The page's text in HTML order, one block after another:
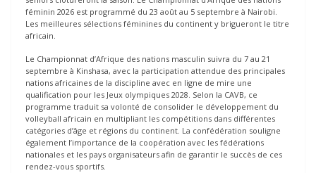
féminin 2026 est programmé du 23 août au 5 septembre à Nairobi.
Les meilleures sélections féminines du continent y brigueront le titre
africain.
Le Championnat d’Afrique des nations masculin suivra du 7 au 21
septembre à Kinshasa, avec la participation attendue des principales
nations africaines de la discipline avec en ligne de mire une
qualification pour les Jeux olympiques 2028. Selon la CAVB, ce
programme traduit sa volonté de consolider le développement du
volleyball africain en multipliant les compétitions dans différentes
catégories d’âge et régions du continent. La confédération souligne
également l’importance de la coopération avec les fédérations
nationales et les pays organisateurs afin de garantir le succès de ces
rendez-vous sportifs.